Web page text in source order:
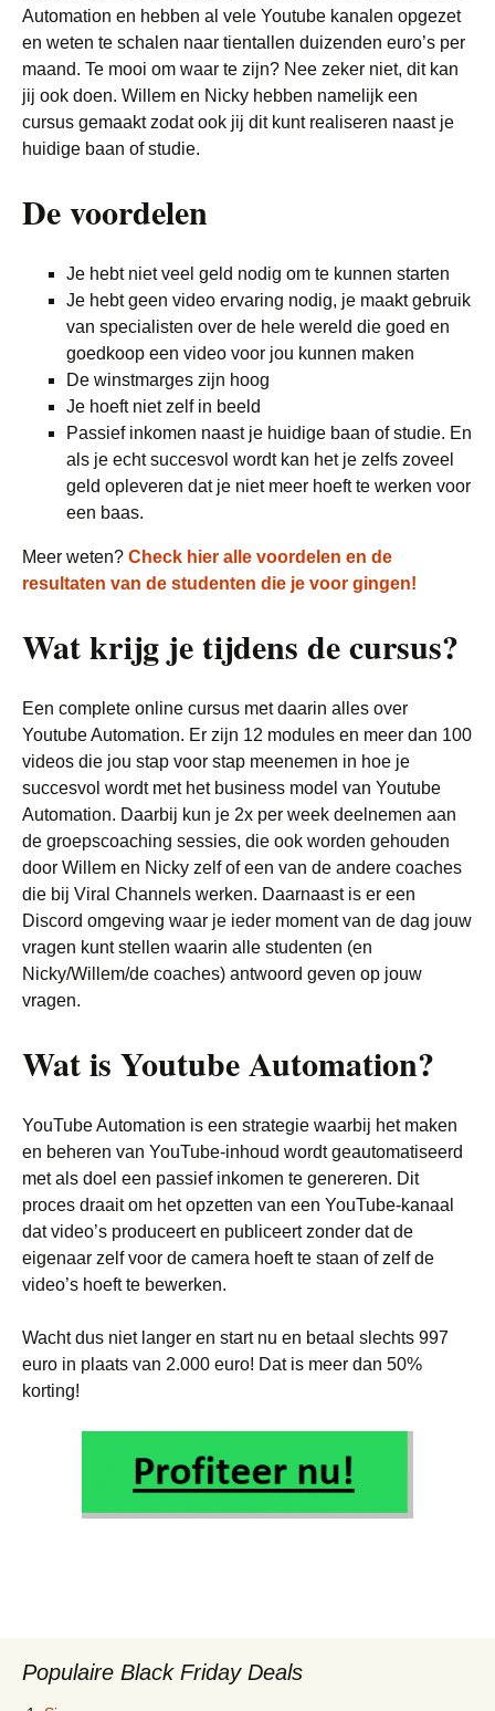
Automation en hebben al vele Youtube kanalen opgezet
en weten te schalen naar tientallen duizenden euro’s per
maand. Te mooi om waar te zijn? Nee zeker niet, dit kan
jij ook doen. Willem en Nicky hebben namelijk een
cursus gemaakt zodat ook jij dit kunt realiseren naast je
huidige baan of studie.
De voordelen
Je hebt niet veel geld nodig om te kunnen starten
Je hebt geen video ervaring nodig, je maakt gebruik
van specialisten over de hele wereld die goed en
goedkoop een video voor jou kunnen maken
De winstmarges zijn hoog
Je hoeft niet zelf in beeld
Passief inkomen naast je huidige baan of studie. En
als je echt succesvol wordt kan het je zelfs zoveel
geld opleveren dat je niet meer hoeft te werken voor
een baas.
Meer weten? Check hier alle voordelen en de
resultaten van de studenten die je voor gingen!
Wat krijg je tijdens de cursus?
Een complete online cursus met daarin alles over
Youtube Automation. Er zijn 12 modules en meer dan 100
videos die jou stap voor stap meenemen in hoe je
succesvol wordt met het business model van Youtube
Automation. Daarbij kun je 2x per week deelnemen aan
de groepscoaching sessies, die ook worden gehouden
door Willem en Nicky zelf of een van de andere coaches
die bij Viral Channels werken. Daarnaast is er een
Discord omgeving waar je ieder moment van de dag jouw
vragen kunt stellen waarin alle studenten (en
Nicky/Willem/de coaches) antwoord geven op jouw
vragen.
Wat is Youtube Automation?
YouTube Automation is een strategie waarbij het maken
en beheren van YouTube-inhoud wordt geautomatiseerd
met als doel een passief inkomen te genereren. Dit
proces draait om het opzetten van een YouTube-kanaal
dat video’s produceert en publiceert zonder dat de
eigenaar zelf voor de camera hoeft te staan of zelf de
video’s hoeft te bewerken.
Wacht dus niet langer en start nu en betaal slechts 997
euro in plaats van 2.000 euro! Dat is meer dan 50%
korting!
Populaire Black Friday Deals